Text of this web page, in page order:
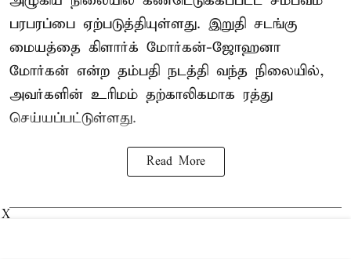
பரபரப்பை ஏற்படுத்தியுள்ளது. இறுதி சடங்கு
மையத்தை கிளார்க் மோர்கன்-ஜோஹனா
மோர்கன் என்ற தம்பதி நடத்தி வந்த நிலையில்,
அவர்களின் உரிமம் தற்காலிகமாக ரத்து
செய்யப்பட்டுள்ளது.
Read More
X